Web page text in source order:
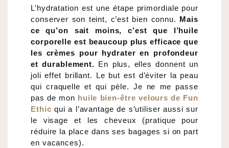
L’hydratation est une étape primordiale pour
conserver son teint, c’est bien connu. Mais
ce qu’on sait moins, c’est que l’huile
corporelle est beaucoup plus efficace que
les crèmes pour hydrater en profondeur
et durablement. En plus, elles donnent un
joli effet brillant. Le but est d’éviter la peau
qui craquelle et qui pèle. Je ne me passe
pas de mon huile bien-être velours de Fun
Ethic qui a l’avantage de s’utiliser aussi sur
le visage et les cheveux (pratique pour
réduire la place dans ses bagages si on part
en vacances).